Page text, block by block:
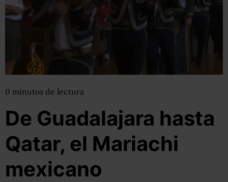
0 minutos de lectura
De Guadalajara hasta
Qatar, el Mariachi
mexicano